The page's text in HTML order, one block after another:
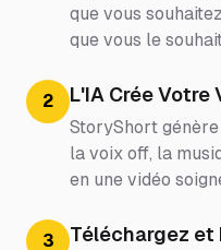
que vous
que vous le
2 L'IA Crée Votre
StoryShort
la voix off, la
en une vidéo
3 Téléchargez et